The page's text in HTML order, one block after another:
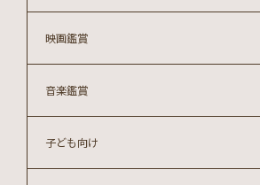
子ども向け
音楽鑑賞
映画鑑賞